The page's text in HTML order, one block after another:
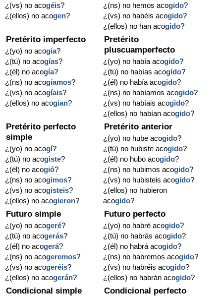
¿(vs) no acogéis?
¿(ellos) no acogen?
¿(ns) no hemos acogido?
¿(vs) no habéis acogido?
¿(ellos) no han acogido?
Pretérito imperfecto
¿(yo) no acogía?
¿(tú) no acogías?
¿(él) no acogía?
¿(ns) no acogíamos?
¿(vs) no acogíais?
¿(ellos) no acogían?
Pretérito
pluscuamperfecto
¿(yo) no había acogido?
¿(tú) no habías acogido?
¿(él) no había acogido?
¿(ns) no habíamos acogido?
¿(vs) no habíais acogido?
¿(ellos) no habían acogido?
Pretérito perfecto
simple
¿(yo) no acogí?
¿(tú) no acogiste?
¿(él) no acogió?
¿(ns) no acogimos?
¿(vs) no acogisteis?
¿(ellos) no acogieron?
Pretérito anterior
¿(yo) no hube acogido?
¿(tú) no hubiste acogido?
¿(él) no hubo acogido?
¿(ns) no hubimos acogido?
¿(vs) no hubisteis acogido?
¿(ellos) no hubieron
acogido?
Futuro simple
¿(yo) no acogeré?
¿(tú) no acogerás?
¿(él) no acogerá?
¿(ns) no acogeremos?
¿(vs) no acogeréis?
¿(ellos) no acogerán?
Futuro perfecto
¿(yo) no habré acogido?
¿(tú) no habrás acogido?
¿(él) no habrá acogido?
¿(ns) no habremos acogido?
¿(vs) no habréis acogido?
¿(ellos) no habrán acogido?
Condicional simple Condicional perfecto